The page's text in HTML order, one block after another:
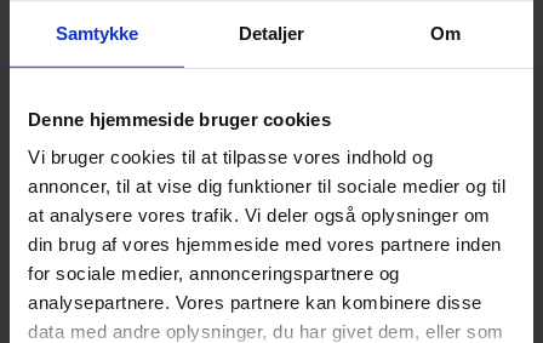
Samtykke Detaljer Om
Denne hjemmeside bruger cookies
Vi bruger cookies til at tilpasse vores indhold og
annoncer, til at vise dig funktioner til sociale medier og til
at analysere vores trafik. Vi deler også oplysninger om
din brug af vores hjemmeside med vores partnere inden
for sociale medier, annonceringspartnere og
analysepartnere. Vores partnere kan kombinere disse
data med andre oplysninger, du har givet dem, eller som
Saltkar – robinie
39,00 kr. Tilføj til kurv